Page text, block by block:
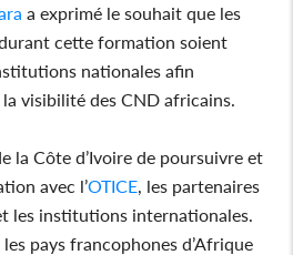
a exprimé le souhait que les
cette formation soient
nationales afin
la visibilité des CND africains.
la Côte d’Ivoire de poursuivre et
avec l’OTICE , les partenaires
les institutions internationales.
pays francophones d’Afrique